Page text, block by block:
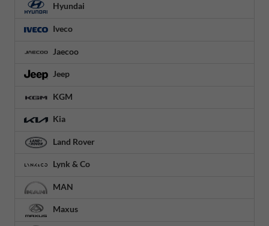
Hyundai
Iveco
Jaecoo
Jeep
KGM
Kia
Land Rover
Lynk & Co
MAN
Maxus